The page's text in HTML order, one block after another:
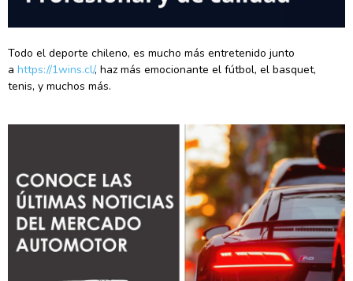
Todo el deporte chileno, es mucho más entretenido junto
a https://1wins.cl/, haz más emocionante el fútbol, el basquet,
tenis, y muchos más.